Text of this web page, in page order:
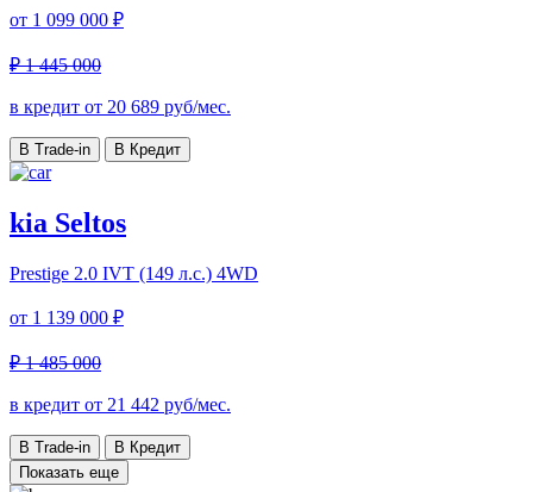
от 1 099 000 ₽
₽ 1 445 000
в кредит от 20 689 руб/мес.
В Trade-in В Кредит
kia Seltos
Prestige 2.0 IVT (149 л.с.) 4WD
от 1 139 000 ₽
₽ 1 485 000
в кредит от 21 442 руб/мес.
В Trade-in
В Кредит
Показать еще